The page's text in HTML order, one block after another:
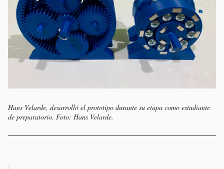
Hans Velarde, desarrolló el prototipo durante su etapa como estudiante
de preparatorio. Foto: Hans Velarde.